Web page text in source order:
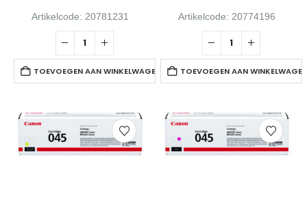
Artikelcode: 20781231
TOEVOEGEN AAN WINKELWAGEN
Artikelcode: 20774196
TOEVOEGEN AAN